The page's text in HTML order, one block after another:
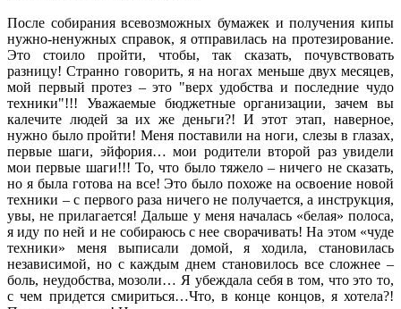
После собирания всевозможных бумажек и получения кипы
нужно-ненужных справок, я отправилась на протезирование.
Это стоило пройти, чтобы, так сказать, почувствовать
разницу! Странно говорить, я на ногах меньше двух месяцев,
мой первый протез – это "верх удобства и последние чудо
техники"!!! Уважаемые бюджетные организации, зачем вы
калечите людей за их же деньги?! И этот этап, наверное,
нужно было пройти! Меня поставили на ноги, слезы в глазах,
первые шаги, эйфория… мои родители второй раз увидели
мои первые шаги!!! То, что было тяжело – ничего не сказать,
но я была готова на все! Это было похоже на освоение новой
техники – с первого раза ничего не получается, а инструкция,
увы, не прилагается! Дальше у меня началась «белая» полоса,
я иду по ней и не собираюсь с нее сворачивать! На этом «чуде
техники» меня выписали домой, я ходила, становилась
независимой, но с каждым днем становилось все сложнее –
боль, неудобства, мозоли… Я убеждала себя в том, что это то,
с чем придется смириться…Что, в конце концов, я хотела?!